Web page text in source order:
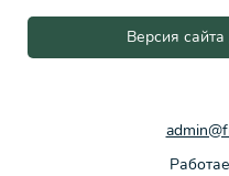
Версия